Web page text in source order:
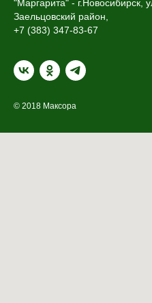
"Маргарита" - г.Новосибирск,
Заельцовский район,
+7 (383) 347-83-67
© 2018 Максора